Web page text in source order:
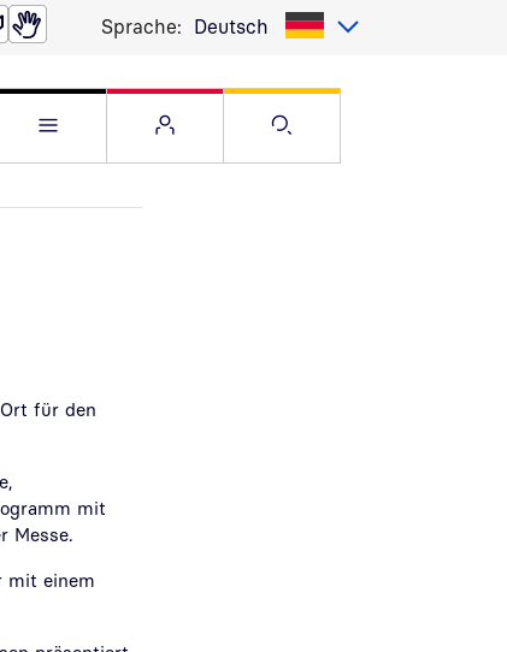
Sprache: Deutsch
Websitemenü öffnenService Menü öffnen
Suche öffnen
für den
mit
Messe.
mit einem